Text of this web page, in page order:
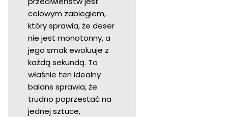
celowym zabiegiem,
który sprawia, że deser
nie jest monotonny, a
jego smak ewoluuje z
każdą sekundą. To
właśnie ten idealny
balans sprawia, że
trudno poprzestać na
jednej sztuce,